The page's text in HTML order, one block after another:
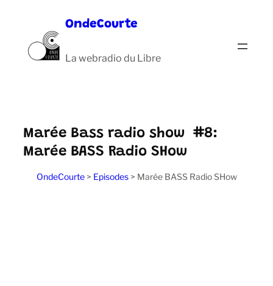
contenu
OndeCourte
La webradio du Libre
Marée Bass radio show #8:
Marée BASS Radio SHow
OndeCourte> Episodes> Marée BASS Radio SHow